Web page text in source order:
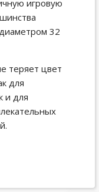
игровую
32
теряет цвет
для
и для